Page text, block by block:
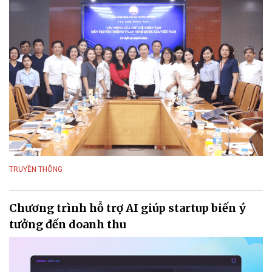
TRUYỀN THÔNG
Chương trình hỗ trợ AI giúp startup biến ý
tưởng đến doanh thu